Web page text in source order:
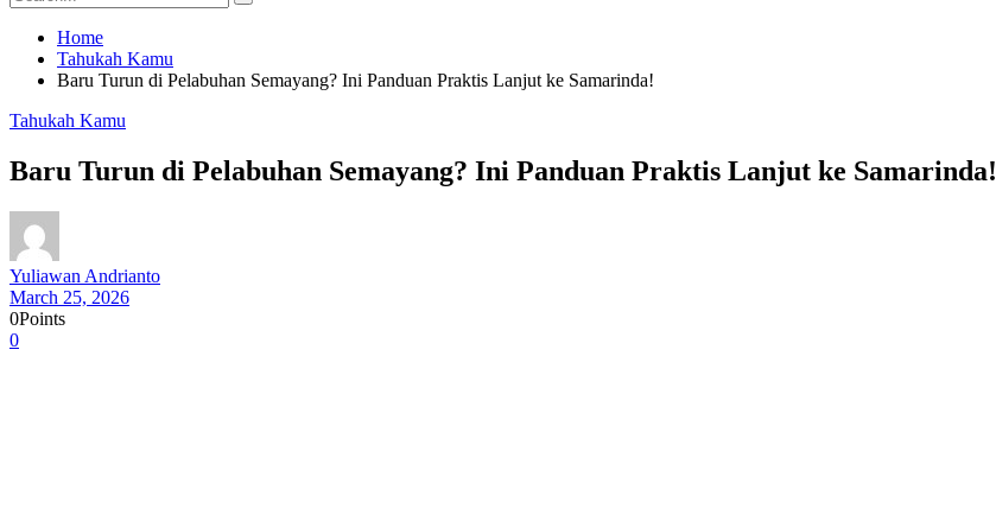
Home
Tahukah Kamu
Baru Turun di Pelabuhan Semayang? Ini Panduan Praktis Lanjut ke Samarinda!
Tahukah Kamu
Baru Turun di Pelabuhan Semayang? Ini Panduan Praktis Lanjut ke Samarinda!
Yuliawan Andrianto
March 25, 2026
0Points
0